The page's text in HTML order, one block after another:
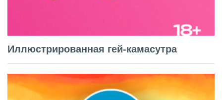
Иллюстрированная гей-камасутра